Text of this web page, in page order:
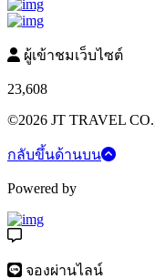
ผู้เข้าชมเว็บไซต์
23,608
©2026 JT TRAVEL
กลับขึ้นด้านบน
Powered by
จองผ่านไลน์